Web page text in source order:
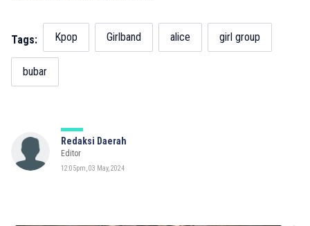
Tags: Kpop Girlband alice girl group
bubar
Redaksi Daerah
Editor
12:05pm, 03 May, 2024